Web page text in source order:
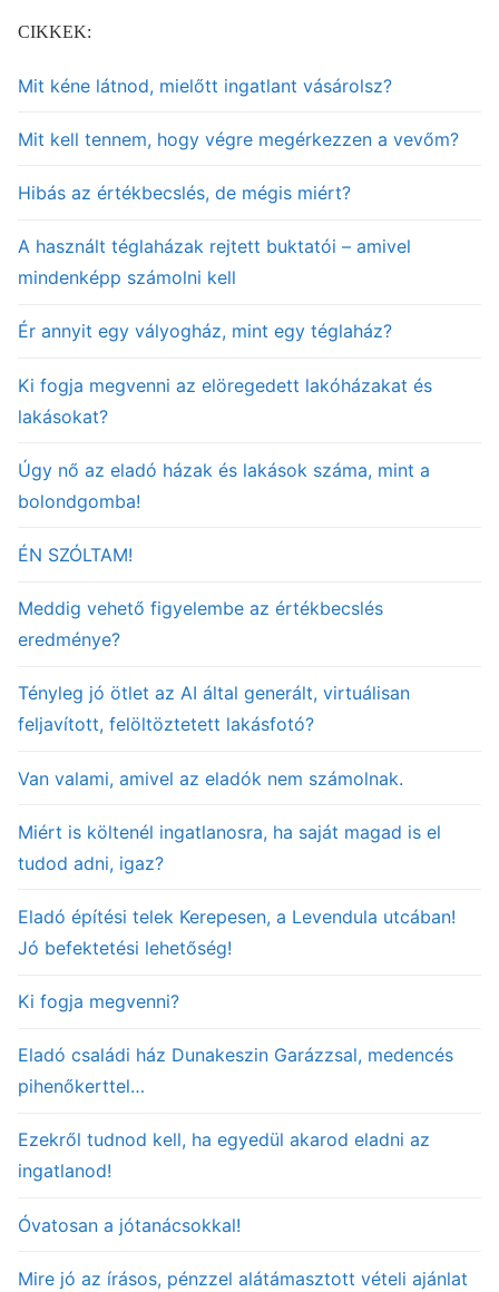
CIKKEK:
Mit kéne látnod, mielőtt ingatlant vásárolsz?
Mit kell tennem, hogy végre megérkezzen a vevőm?
Hibás az értékbecslés, de mégis miért?
A használt téglaházak rejtett buktatói – amivel
mindenképp számolni kell
Ér annyit egy vályogház, mint egy téglaház?
Ki fogja megvenni az elöregedett lakóházakat és
lakásokat?
Úgy nő az eladó házak és lakások száma, mint a
bolondgomba!
ÉN SZÓLTAM!
Meddig vehető figyelembe az értékbecslés
eredménye?
Tényleg jó ötlet az AI által generált, virtuálisan
feljavított, felöltöztetett lakásfotó?
Van valami, amivel az eladók nem számolnak.
Miért is költenél ingatlanosra, ha saját magad is el
tudod adni, igaz?
Eladó építési telek Kerepesen, a Levendula utcában!
Jó befektetési lehetőség!
Ki fogja megvenni?
Eladó családi ház Dunakeszin Garázzsal, medencés
pihenőkerttel…
Ezekről tudnod kell, ha egyedül akarod eladni az
ingatlanod!
Óvatosan a jótanácsokkal!
Mire jó az írásos, pénzzel alátámasztott vételi ajánlat